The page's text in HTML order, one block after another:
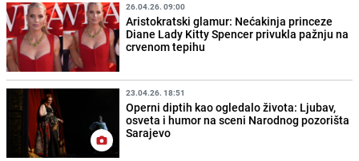
26.04.26. 09:00
Aristokratski glamur: Nećakinja princeze
Diane Lady Kitty Spencer privukla pažnju na
crvenom tepihu
23.04.26. 18:51
Operni diptih kao ogledalo života: Ljubav,
osveta i humor na sceni Narodnog pozorišta
Sarajevo